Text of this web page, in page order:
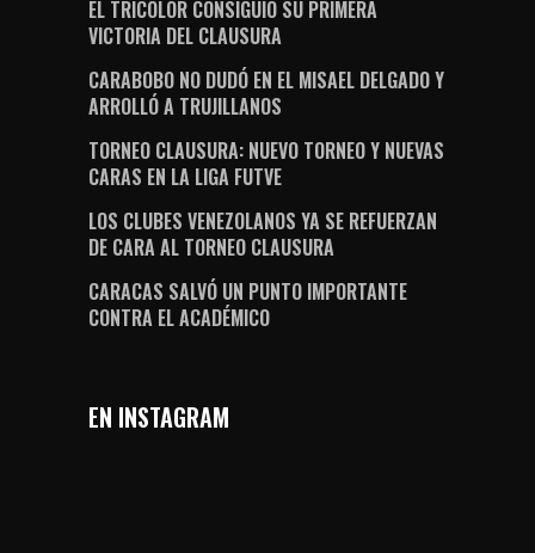
EL TRICOLOR CONSIGUIÓ SU PRIMERA
VICTORIA DEL CLAUSURA
CARABOBO NO DUDÓ EN EL MISAEL DELGADO Y
ARROLLÓ A TRUJILLANOS
TORNEO CLAUSURA: NUEVO TORNEO Y NUEVAS
CARAS EN LA LIGA FUTVE
LOS CLUBES VENEZOLANOS YA SE REFUERZAN
DE CARA AL TORNEO CLAUSURA
CARACAS SALVÓ UN PUNTO IMPORTANTE
CONTRA EL ACADÉMICO
EN INSTAGRAM